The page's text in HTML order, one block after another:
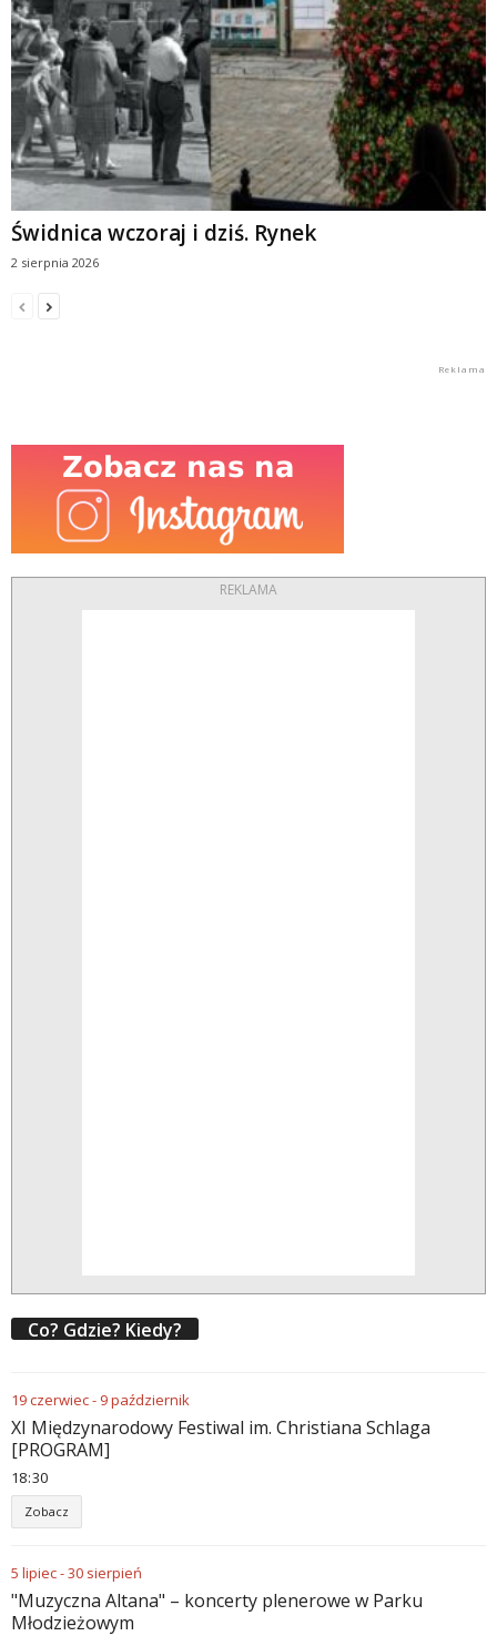
Świdnica wczoraj i dziś. Rynek
2 sierpnia 2026
REKLAMA
Co? Gdzie? Kiedy?
19czerwiec- 9październik
XI Międzynarodowy Festiwal im. Christiana Schlaga
[PROGRAM]
18 30
Zobacz
5 lipiec-30 sierpień
"Muzyczna Altana" – koncerty plenerowe w Parku
Młodzieżowym